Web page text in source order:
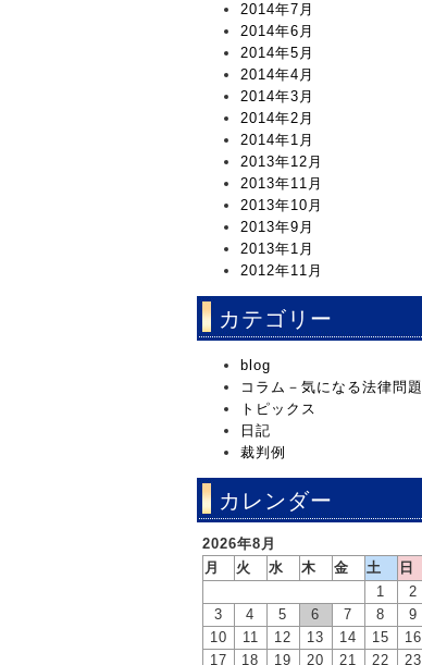
2014年7月
2014年6月
2014年5月
2014年4月
2014年3月
2014年2月
2014年1月
2013年12月
2013年11月
2013年10月
2013年9月
2013年1月
2012年11月
カテゴリー
blog
コラム－気になる法律問題
トピックス
日記
裁判例
カレンダー
2026年8月
月
火 水 木 金 土
日
1
2
3
4 5 6 7 8
9
10
11 12 13 14 15
16
17
18 19 20 21 22 23